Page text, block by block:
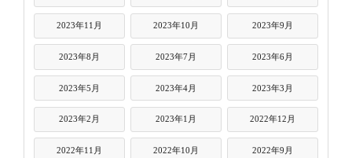
2023年11月 2023年10月 2023年9月
2023年8月 2023年7月 2023年6月
2023年5月 2023年4月 2023年3月
2023年2月 2023年1月 2022年12月
2022年11月 2022年10月 2022年9月